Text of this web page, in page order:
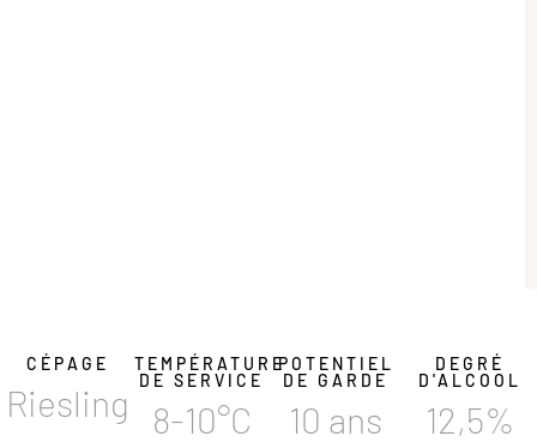
CÉPAGE
Riesling
TEMPÉRATURE
DE SERVICE
8-10°C
POTENTIEL
DE GARDE
10 ans
DEGRÉ
D'ALCOOL
12,5%